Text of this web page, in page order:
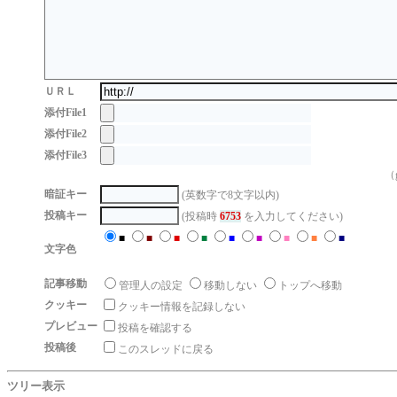
ＵＲＬ
添付File1
添付File2
添付File3
暗証キー
(英数字で8文字以内)
投稿キー
(投稿時 6753 を入力してください)
文字色
■ ■ ■ ■ ■ ■ ■ ■ ■
記事移動 管理人の設定 移動しない
トップへ移動
クッキー
クッキー情報を記録しない
プレビュー
投稿を確認する
投稿後
このスレッドに戻る
ツリー表示